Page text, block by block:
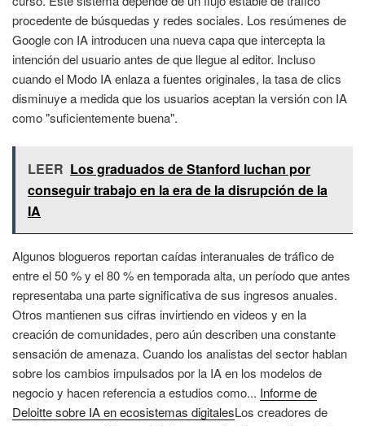
procedente de búsquedas y redes sociales. Los resúmenes de
Google con IA introducen una nueva capa que intercepta la
intención del usuario antes de que llegue al editor. Incluso
cuando el Modo IA enlaza a fuentes originales, la tasa de clics
disminuye a medida que los usuarios aceptan la versión con IA
como "suficientemente buena".
LEER Los graduados de Stanford luchan por
conseguir trabajo en la era de la disrupción de la
IA
Algunos blogueros reportan caídas interanuales de tráfico de
entre el 50 % y el 80 % en temporada alta, un período que antes
representaba una parte significativa de sus ingresos anuales.
Otros mantienen sus cifras invirtiendo en videos y en la
creación de comunidades, pero aún describen una constante
sensación de amenaza. Cuando los analistas del sector hablan
sobre los cambios impulsados por la IA en los modelos de
negocio y hacen referencia a estudios como... Informe de
Deloitte sobre IA en ecosistemas digitalesLos creadores de